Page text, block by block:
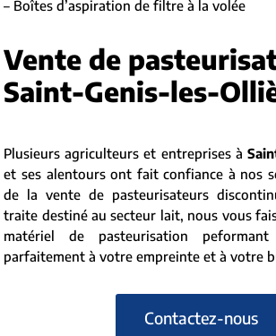
– Boîtes d’aspiration de filtre à la volée
Vente de
Saint-Genis-les-
Plusieurs agriculteurs et entreprises à
et ses alentours ont fait confiance à nos
de la vente de pasteurisateurs
traite destiné au secteur lait, nous vous
matériel de pasteurisation
parfaitement à votre empreinte et à votre
Contactez-nous